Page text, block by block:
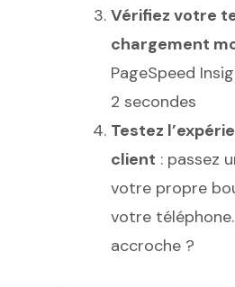
Vérifiez votre
chargement
PageSpeed
2 secondes
Testez
client : passez
votre propre
votre
accroche ?